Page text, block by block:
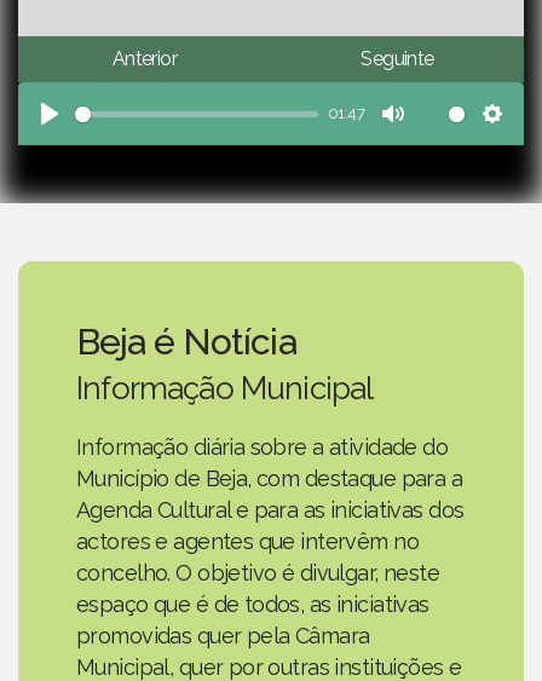
Anterior Seguinte
Play
01:47
Mute
Beja é Notícia
Informação Municipal
Informação diária sobre a atividade do
Município de Beja, com destaque para a
Agenda Cultural e para as iniciativas dos
actores e agentes que intervêm no
concelho. O objetivo é divulgar, neste
espaço que é de todos, as iniciativas
promovidas quer pela Câmara
Municipal, quer por outras instituições e